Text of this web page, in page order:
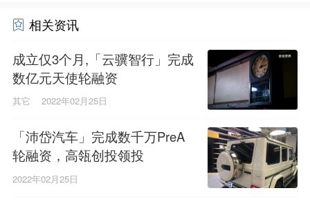
相关资讯
成立仅3个月,「云骥智行」完成
数亿元天使轮融资
其它 2022年02月25日
「沛岱汽车」完成数千万PreA
轮融资，高瓴创投领投
2022年02月25日